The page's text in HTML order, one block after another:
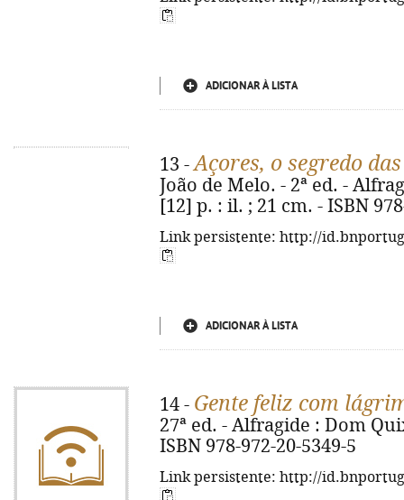
ADICIONAR À LISTA
13 -Açores, o segredo
João de Melo. - 2ª ed. -
[12] p. : il. ; 21 cm. - ISBN
Link persistente: http://
ADICIONAR À LISTA
14 - Gente feliz com
27ª ed. - Alfragide : Dom
ISBN 978-972-20-5349-5
Link persistente: http://